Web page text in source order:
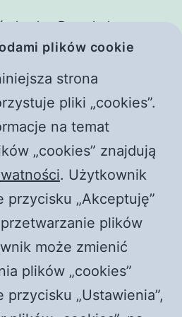
– Przegląd
Deneyimi: MostBet ile
z czerwonym
stanie wwwiary
Rewolucja przyspiesza?
-Witaj, świecie!
-Episkopat RUGA księży i
nie z katolewicy?
plików cookie
strona
pliki „cookies”.
na temat
„cookies” znajdują
. Użytkownik
przycisku „Akceptuję”
plików
może zmienić
plików „cookies”
„Ustawienia”,